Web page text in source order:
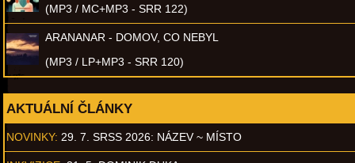
(MP3 / MC+MP3 - SRR 122)
ARANANAR - DOMOV, CO NEBYL
(MP3 / LP+MP3 - SRR 120)
AKTUÁLNÍ ČLÁNKY
NOVINKY: 29. 7. SRSS 2026: NÁZEV ~ MÍSTO